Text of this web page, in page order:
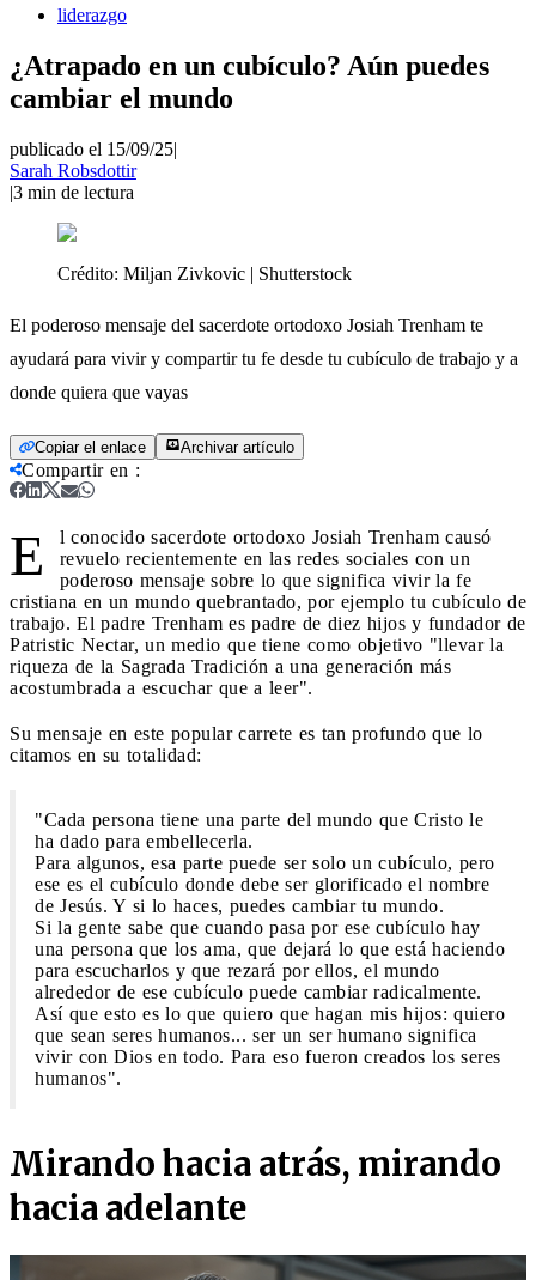
liderazgo
¿Atrapado en un cubículo? Aún puedes
cambiar el mundo
publicado el 15/09/25|
Sarah Robsdottir
|3 min de lectura
Crédito: Miljan Zivkovic | Shutterstock
El poderoso mensaje del sacerdote ortodoxo Josiah Trenham te
ayudará para vivir y compartir tu fe desde tu cubículo de trabajo y a
donde quiera que vayas
Copiar el enlace Archivar artículo
Compartir en :
E
l conocido sacerdote ortodoxo Josiah Trenham causó
revuelo recientemente en las redes sociales con un
poderoso mensaje sobre lo que significa vivir la fe
cristiana en un mundo quebrantado, por ejemplo tu cubículo de
trabajo. El padre Trenham es padre de diez hijos y fundador de
Patristic Nectar, un medio que tiene como objetivo "llevar la
riqueza de la Sagrada Tradición a una generación más
acostumbrada a escuchar que a leer".
Su mensaje en este popular carrete es tan profundo que lo
citamos en su totalidad:
"Cada persona tiene una parte del mundo que Cristo le
ha dado para embellecerla.
Para algunos, esa parte puede ser solo un cubículo, pero
ese es el cubículo donde debe ser glorificado el nombre
de Jesús. Y si lo haces, puedes cambiar tu mundo.
Si la gente sabe que cuando pasa por ese cubículo hay
una persona que los ama, que dejará lo que está haciendo
para escucharlos y que rezará por ellos, el mundo
alrededor de ese cubículo puede cambiar radicalmente.
Así que esto es lo que quiero que hagan mis hijos: quiero
que sean seres humanos... ser un ser humano significa
vivir con Dios en todo. Para eso fueron creados los seres
humanos".
Mirando hacia atrás, mirando
hacia adelante